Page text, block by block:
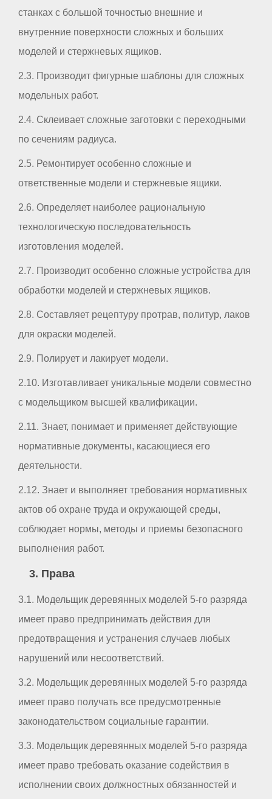
станках с большой точностью внешние и
внутренние поверхности сложных и больших
моделей и стержневых ящиков.
2.3. Производит фигурные шаблоны для сложных
модельных работ.
2.4. Склеивает сложные заготовки с переходными
по сечениям радиуса.
2.5. Ремонтирует особенно сложные и
ответственные модели и стержневые ящики.
2.6. Определяет наиболее рациональную
технологическую последовательность
изготовления моделей.
2.7. Производит особенно сложные устройства для
обработки моделей и стержневых ящиков.
2.8. Составляет рецептуру протрав, политур, лаков
для окраски моделей.
2.9. Полирует и лакирует модели.
2.10. Изготавливает уникальные модели совместно
с модельщиком высшей квалификации.
2.11. Знает, понимает и применяет действующие
нормативные документы, касающиеся его
деятельности.
2.12. Знает и выполняет требования нормативных
актов об охране труда и окружающей среды,
соблюдает нормы, методы и приемы безопасного
выполнения работ.
3. Права
3.1. Модельщик деревянных моделей 5-го разряда
имеет право предпринимать действия для
предотвращения и устранения случаев любых
нарушений или несоответствий.
3.2. Модельщик деревянных моделей 5-го разряда
имеет право получать все предусмотренные
законодательством социальные гарантии.
3.3. Модельщик деревянных моделей 5-го разряда
имеет право требовать оказание содействия в
исполнении своих должностных обязанностей и